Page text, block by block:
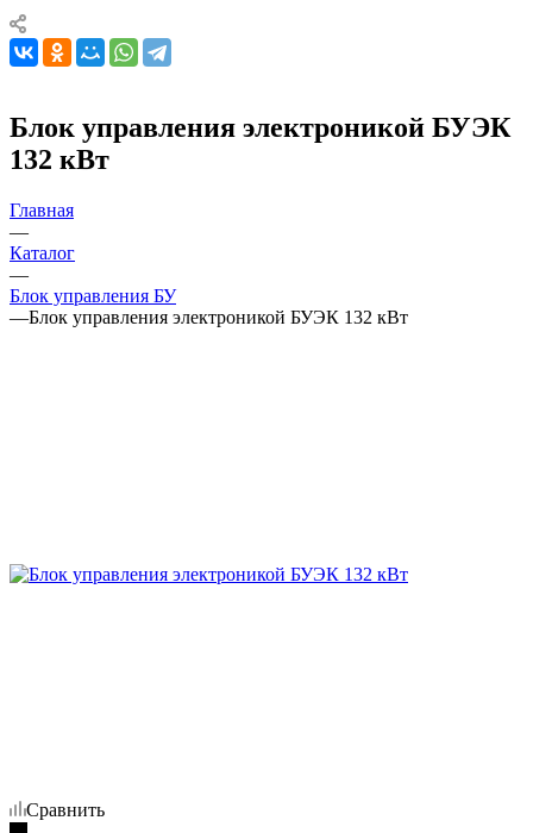
Блок управления электроникой БУЭК
132 кВт
Главная
—
Каталог
—
Блок управления БУ
—Блок управления электроникой БУЭК 132 кВт
Сравнить